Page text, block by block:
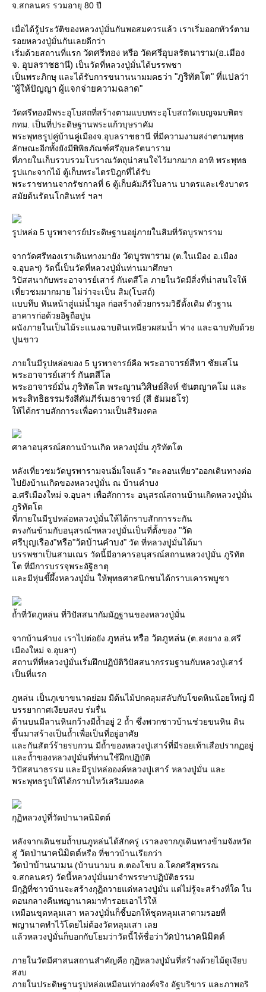
จ.สกลนคร รวมอายุ 80 ปี
เมื่อได้รู้ประวัติของหลวงปู่มั่นกันพอสมควรแล้ว เราเริ่มออกทัวร์ตาม
รอยหลวงปู่มั่นกันเลยดีกว่า
เริ่มด้วยสถานที่แรก วัดศรีทอง หรือ วัดศรีอุบลรัตนาราม(อ.เมือง
จ. อุบลราชธานี) เป็นวัดที่หลวงปู่มั่นได้บรรพชา
เป็นพระภิกษุ และได้รับการขนานนามมคธว่า "ภูริทัตโต" ที่แปลว่า
"ผู้ให้ปัญญา ผู้แจกจ่ายความฉลาด"
วัดศรีทองมีพระอุโบสถที่สร้างตามแบบพระอุโบสถวัดเบญจมบพิตร
กทม. เป็นที่ประดิษฐานพระแก้วบุษราคัม
พระพุทธรูปคู่บ้านคู่เมืองจ.อุบลราชธานี ที่มีความงามสง่าตามพุทธ
ลักษณะอีกทั้งยังมีพิพิธภัณฑ์ศรีอุบลรัตนาราม
ที่ภายในเก็บรวบรวมโบราณวัตถุน่าสนใจไว้มากมาก อาทิ พระพุทธ
รูปแกะจากไม้ ตู้เก็บพระไตรปิฎกที่ได้รับ
พระราชทานจากรัชกาลที่ 6 ตู้เก็บคัมภีร์ใบลาน บาตรและเชิงบาตร
สมัยต้นรัตนโกสินทร์ ฯลฯ
รูปหล่อ 5 บูรพาจารย์ประดิษฐานอยู่ภายในสิมที่วัดบูรพาราม
จากวัดศรีทองเราเดินทางมายัง วัดบูรพาราม (ต.ในเมือง อ.เมือง
จ.อุบลฯ) วัดนี้เป็นวัดที่หลวงปู่มั่นท่านมาศึกษา
วิปัสสนากับพระอาจารย์เสาร์ กันตสีโล ภายในวัดมีสิ่งที่น่าสนใจให้
เที่ยวชมมากมาย ไม่ว่าจะเป็น สิม(โบสถ์)
บบทึบ หันหน้าสู่แม่น้ำมูล ก่อสร้างด้วยกรรมวิธีดั้งเดิม ตัวฐาน
อาคารก่อด้วยอิฐถือปูน
ผนังภายในเป็นไม้ระแนงฉาบดินเหนียวผสมน้ำ ฟาง และฉาบทับด้ว
ปูนขาว
ภายในมีรูปหล่อของ 5 บูรพาจารย์คือ พระอาจารย์สีทา ชัยเสโน
พระอาจารย์เสาร์ กันตสีโล
พระอาจารย์มั่น ภูริทัตโต พระญานวิศิษย์สิงห์ ขันตญาคโม และ
พระสิทธิธรรมรังสีคัมภีร์เมธาจารย์ (สี ธัมมธโร)
ห้ได้กราบสักการะเพื่อความเป็นสิริมงคล
ศาลาอนุสรณ์สถานบ้านเกิด หลวงปู่มั่น ภูริทัตโต
หลังเที่ยวชมวัดบูรพารามจนอิ่มใจแล้ว "ตะลอนเที่ยว"ออกเดินทางต่อ
ไปยังบ้านเกิดของหลวงปู่มั่น ณ บ้านคำบง
อ.ศรีเมืองใหม่ จ.อุบลฯ เพื่อสักการะ อนุสรณ์สถานบ้านเกิดหลวงปู่มั่น
ภูริทัตโต
ที่ภายในมีรูปหล่อหลวงปู่มั่นให้ได้กราบสักการระกัน
ตรงกันข้ามกับอนุสรณ์ฯหลวงปูมั่นเป็นที่ตั้งของ "วัด
ศรีบุญเรือง"หรือ"วัดบ้านคำบง" วัด ที่หลวงปู่มั่นได้มา
บรรพชาเป็นสามเณร วัดนี้มีอาคารอนุสรณ์สถานหลวงปู่มั่น ภูริทัต
ต ที่มีการบรรจุพระอัฐิธาตุ
ละมีหุ่นขี้ผึ้งหลวงปู่มั่น ให้พุทธศาสนิกชนได้กราบเคารพบูชา
ถ้ำที่วัดภูหล่น ที่วิปัสสนากัมมัฎฐานของหลวงปู่มั่น
จากบ้านคำบง เราไปต่อยัง ภูหล่น หรือ วัดภูหล่น (ต.สงยาง อ.ศรี
เมืองใหม่ จ.อุบลฯ)
สถานที่ที่หลวงปู่มั่นเริ่มฝึกปฏิบัติวิปัสสนากรรมฐานกับหลวงปู่เสาร์
เป็นที่แรก
ภูหล่น เป็นภูเขาขนาดย่อม มีต้นไม้ปกคลุมสลับกับโขดหินน้อยใหญ่ มี
บรรยากาศเงียบสงบ ร่มรื่น
ด้านบนมีลานหินกว้างมีถ้ำอยู่ 2 ถ้ำ ซึ่งพวกชาวบ้านช่วยขนหิน ดิน
ขึ้นมาสร้างเป็นถ้ำเพื่อเป็นที่อยู่อาศั
ละกันสัตว์ร้ายรบกวน มีถ้ำของหลวงปู่เสาร์ที่มีรอยเท้าเสือปรากฏอยู่
ละถ้ำของหลวงปู่มั่นที่ท่านใช้ฝึกปฏิบัติ
วิปัสสนาธรรม และมีรูปหล่อองค์หลวงปู่เสาร์ หลวงปู่มั่น และ
พระพุทธรูปให้ได้กราบไหว้เสริมมงคล
กุฏิหลวงปู่ที่วัดป่านาคนิมิตต์
หลังจากเดินชมถ้ำบนภูหล่นได้สักครู่ เราลงจากภูเดินทางข้ามจังหวัด
สู่ วัดป่านาคนิมิตต์หรือ ที่ชาวบ้านเรียกว่า
วัดป่าบ้านนามน (บ้านนามน ต.ตองโขบ อ.โคกศรีสุพรรณ
จ.สกลนคร) วัดนี้หลวงปู่มั่นมาจำพรรษาปฏิบัติธรรม
มีกุฏิที่ชาวบ้านจะสร้างกุฏิถวายแด่หลวงปู่มั่น แต่ไม่รู้จะสร้างที่ใด ใน
ตอนกลางคืนพญานาคมาทำรอยเอาไว้ให้
เหมือนขุดหลุมเสา หลวงปู่มั่นก็ชี้บอกให้ชุดหลุมเสาตามรอยที่
พญานาคทำไว้โดยไม่ต้องวัดหลุมเสา เล
ล้วหลวงปู่มั่นก็บอกกับโยมว่าวัดนี้ให้ชื่อว่าวัดป่านาคนิมิตต์
ภายในวัดมีศาสนสถานสำคัญคือ กุฏิหลวงปู่มั่นที่สร้างด้วยไม้ดูเงียบ
สงบ
ภายในประดิษฐานรูปหล่อเหมือนเท่าองค์จริง อัฐบริขาร และภาพอริ